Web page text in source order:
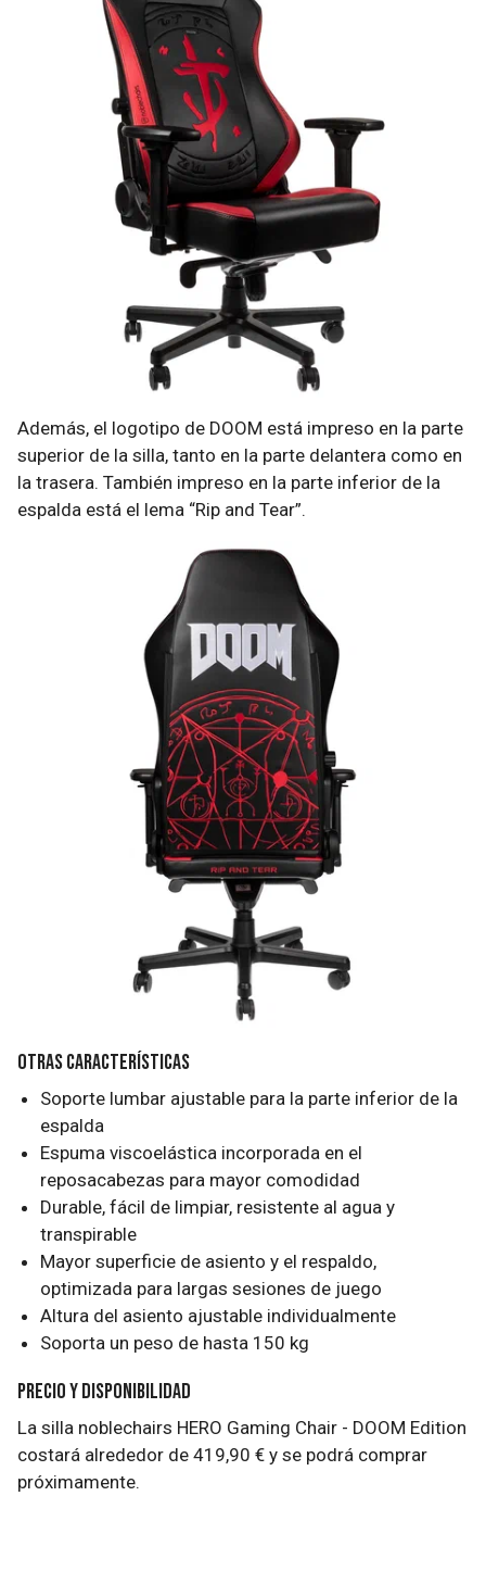
Además, el logotipo de DOOM está impreso en la parte
superior de la silla, tanto en la parte delantera como en
la trasera. También impreso en la parte inferior de la
espalda está el lema “Rip and Tear”.
Otras características
Soporte lumbar ajustable para la parte inferior de la
espalda
Espuma viscoelástica incorporada en el
reposacabezas para mayor comodidad
Durable, fácil de limpiar, resistente al agua y
transpirable
Mayor superficie de asiento y el respaldo,
optimizada para largas sesiones de juego
Altura del asiento ajustable individualmente
Soporta un peso de hasta 150 kg
Precio y disponibilidad
La silla noblechairs HERO Gaming Chair - DOOM Edition
costará alrededor de 419,90 € y se podrá comprar
próximamente.